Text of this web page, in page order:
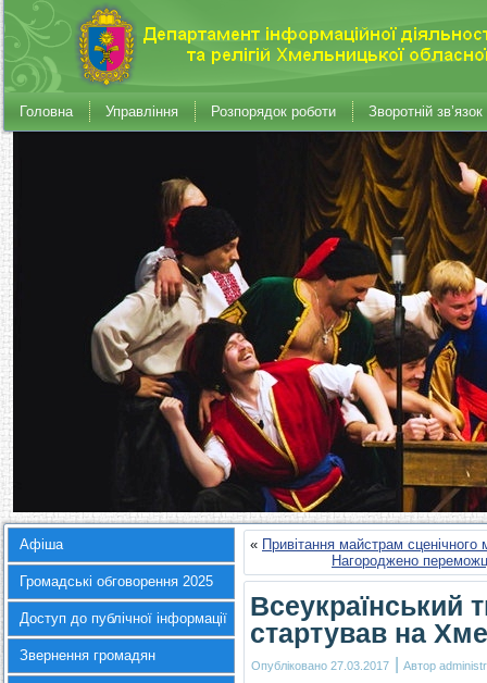
Головна Управління Розпорядок роботи Зворотній зв’язок
Афіша
Громадські обговорення 2025
Доступ до публічної інформації
Звернення громадян
« Привітання майстрам сценічного
Нагороджено
Всеукраїнський
стартував на
Опубліковано 27.03.2017 | Автор